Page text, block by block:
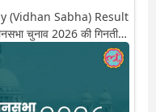
(Vidhan Sabha) Result
चुनाव 2026 की गिनती
सीट पर कौन आगे-
ही पाइए इस सीट पर हो
में